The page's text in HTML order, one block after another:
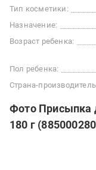
Тип косметики:
Назначение:
Возраст ребенка:
Пол ребенка:
Страна-
Фото Присыпка
180 г